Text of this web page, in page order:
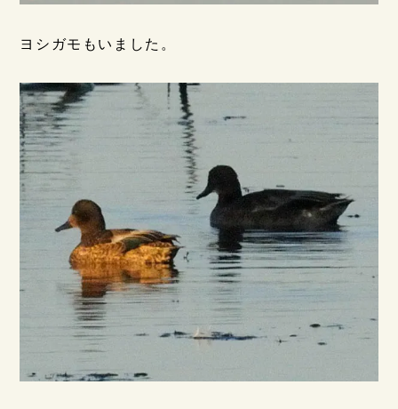
ヨシガモもいました。